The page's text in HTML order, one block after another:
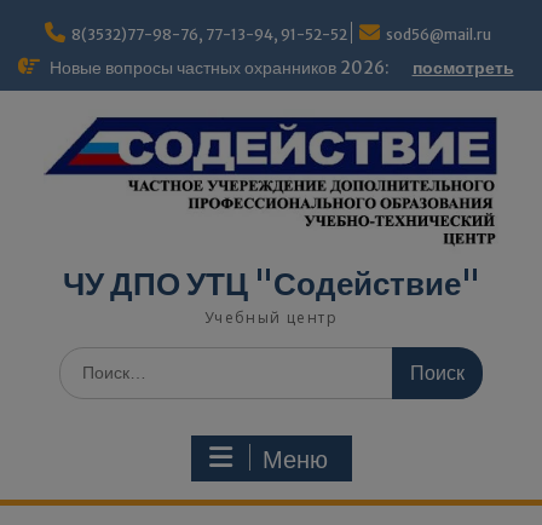
8(3532)77-98-76, 77-13-94, 91-52-52 sod56@mail.ru
Новые вопросы частных охранников 2026: посмотреть
ЧУ ДПО УТЦ "Содействие"
Учебный центр
Меню